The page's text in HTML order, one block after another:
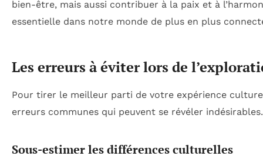
bien-être, mais aussi contribuer à la paix et à
essentielle dans notre monde de plus en plus
Les erreurs à éviter lors de
Pour tirer le meilleur parti de votre expérience
erreurs communes qui peuvent se révéler
Sous-estimer les différences culturelles